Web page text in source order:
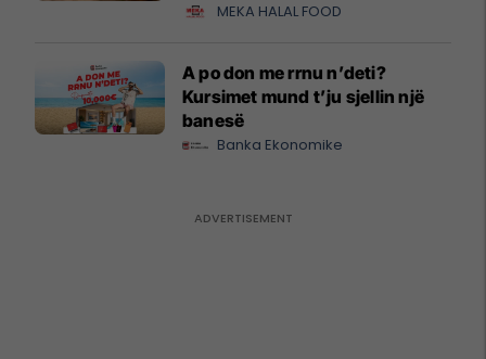
MEKA HALAL FOOD
A po don me rrnu n’deti?
Kursimet mund t’ju sjellin një
banesë
Banka Ekonomike